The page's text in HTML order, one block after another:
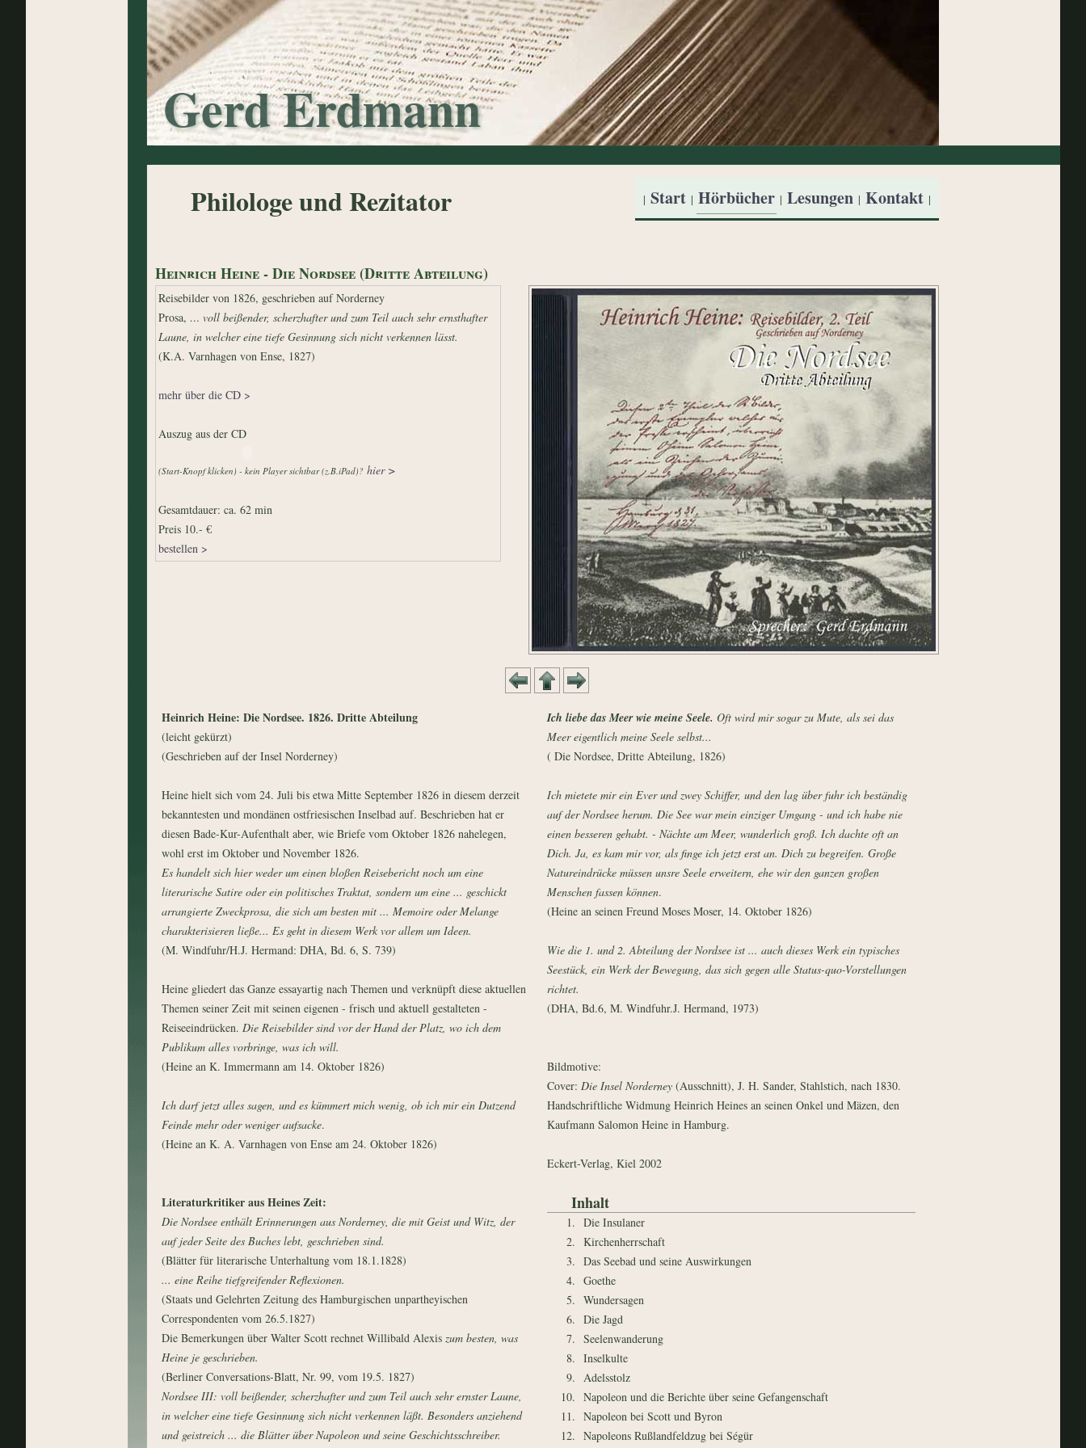
Gerd Erdmann
Philologe und Rezitator | Start | Hörbücher | Lesungen | Kontakt |
Heinrich Heine - Die Nordsee (Dritte Abteilung)
Reisebilder von 1826, geschrieben auf Norderney
Prosa, … voll beißender, scherzhafter und zum Teil auch sehr ernsthafter
Laune, in welcher eine tiefe Gesinnung sich nicht verkennen lässt.
(K.A. Varnhagen von Ense, 1827)
mehr über die CD >
Auszug aus der CD
(Start-Knopf klicken) - kein Player sichtbar (z.B.iPad)? hier >
Gesamtdauer: ca. 62 min
Preis 10.- €
bestellen >
Heinrich Heine: Die Nordsee. 1826. Dritte Abteilung
(leicht gekürzt)
(Geschrieben auf der Insel Norderney)
Heine hielt sich vom 24. Juli bis etwa Mitte September 1826 in diesem derzeit
bekanntesten und mondänen ostfriesischen Inselbad auf. Beschrieben hat er
diesen Bade-Kur-Aufenthalt aber, wie Briefe vom Oktober 1826 nahelegen,
wohl erst im Oktober und November 1826.
Es handelt sich hier weder um einen bloßen Reisebericht noch um eine
literarische Satire oder ein politisches Traktat, sondern um eine ... geschickt
arrangierte Zweckprosa, die sich am besten mit ... Memoire oder Melange
charakterisieren ließe... Es geht in diesem Werk vor allem um Ideen.
(M. Windfuhr/H.J. Hermand: DHA, Bd. 6, S. 739)
Heine gliedert das Ganze essayartig nach Themen und verknüpft diese aktuellen
Themen seiner Zeit mit seinen eigenen - frisch und aktuell gestalteten -
Reiseeindrücken. Die Reisebilder sind vor der Hand der Platz, wo ich dem
Publikum alles vorbringe, was ich will.
(Heine an K. Immermann am 14. Oktober 1826)
Ich darf jetzt alles sagen, und es kümmert mich wenig, ob ich mir ein Dutzend
Feinde mehr oder weniger aufsacke.
(Heine an K. A. Varnhagen von Ense am 24. Oktober 1826)
Literaturkritiker aus Heines Zeit:
Die Nordsee enthält Erinnerungen aus Norderney, die mit Geist und Witz, der
auf jeder Seite des Buches lebt, geschrieben sind.
(Blätter für literarische Unterhaltung vom 18.1.1828)
... eine Reihe tiefgreifender Reflexionen.
(Staats und Gelehrten Zeitung des Hamburgischen unpartheyischen
Correspondenten vom 26.5.1827)
Die Bemerkungen über Walter Scott rechnet Willibald Alexis zum besten, was
Heine je geschrieben.
(Berliner Conversations-Blatt, Nr. 99, vom 19.5. 1827)
Nordsee III: voll beißender, scherzhafter und zum Teil auch sehr ernster Laune,
in welcher eine tiefe Gesinnung sich nicht verkennen läßt. Besonders anziehend
und geistreich ... die Blätter über Napoleon und seine Geschichtsschreiber.
Ich liebe das Meer wie meine Seele. Oft wird mir sogar zu Mute, als sei das
Meer eigentlich meine Seele selbst...
( Die Nordsee, Dritte Abteilung, 1826)
Ich mietete mir ein Ever und zwey Schiffer, und den lag über fuhr ich beständig
auf der Nordsee herum. Die See war mein einziger Umgang - und ich habe nie
einen besseren gehabt. - Nächte am Meer, wunderlich groß. Ich dachte oft an
Dich. Ja, es kam mir vor, als finge ich jetzt erst an. Dich zu begreifen. Große
Natureindrücke müssen unsre Seele erweitern, ehe wir den ganzen großen
Menschen fassen können.
(Heine an seinen Freund Moses Moser, 14. Oktober 1826)
Wie die 1. und 2. Abteilung der Nordsee ist ... auch dieses Werk ein typisches
Seestück, ein Werk der Bewegung, das sich gegen alle Status-quo-Vorstellungen
richtet.
(DHA, Bd.6, M. Windfuhr.J. Hermand, 1973)
Bildmotive:
Cover: Die Insel Norderney(Ausschnitt), J. H. Sander, Stahlstich, nach 1830.
Handschriftliche Widmung Heinrich Heines an seinen Onkel und Mäzen, den
Kaufmann Salomon Heine in Hamburg.
Eckert-Verlag, Kiel 2002
Inhalt
1.
2.
3.
4.
5.
6.
7.
8.
9.
10.
11.
12.
Die Insulaner
Kirchenherrschaft
Das Seebad und seine Auswirkungen
Goethe
Wundersagen
Die Jagd
Seelenwanderung
Inselkulte
Adelsstolz
Napoleon und die Berichte über seine Gefangenschaft
Napoleon bei Scott und Byron
Napoleons Rußlandfeldzug bei Ségür